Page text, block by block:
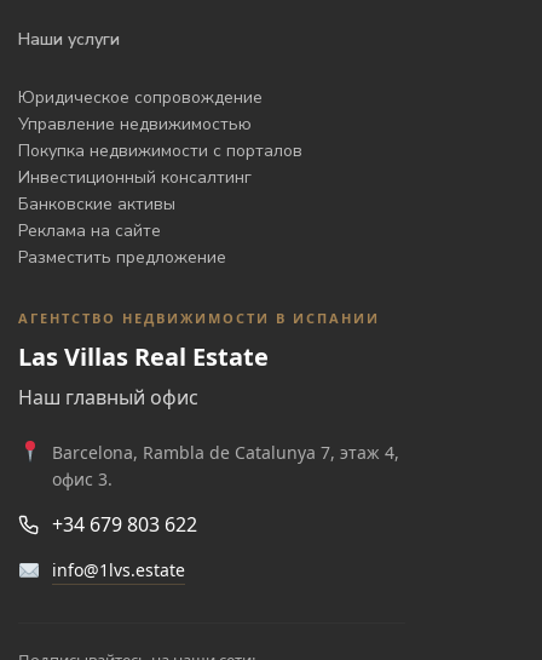
Наши услуги
Юридическое сопровождение
Управление недвижимостью
Покупка недвижимости с порталов
Инвестиционный консалтинг
Банковские активы
Реклама на сайте
Разместить предложение
АГЕНТСТВО НЕДВИЖИМОСТИ В ИСПАНИИ
Las Villas Real Estate
Наш главный офис
Barcelona, Rambla de Catalunya 7, этаж 4,
офис 3.
+34 679 803 622
info@1lvs.estate